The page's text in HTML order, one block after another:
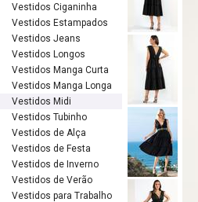
Vestidos Ciganinha
Vestidos Estampados
Vestidos Jeans
Vestidos Longos
Vestidos Manga Curta
Vestidos Manga Longa
Vestidos Midi
Vestidos Tubinho
Vestidos de Alça
Vestidos de Festa
Vestidos de Inverno
Vestidos de Verão
Vestidos para Trabalho